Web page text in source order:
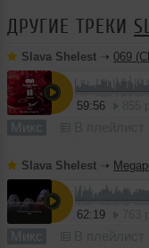
ДРУГИЕ ТРЕКИ
Slava Shelest ➝ 069
59:56
Микс
Slava Shelest ➝
62:19
Микс